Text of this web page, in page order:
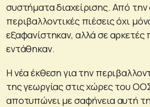
συστήματα διαχείρισης. Από την
περιβαλλοντικές πιέσεις όχι
εξαφανίστηκαν, αλλά σε αρκετές
εντάθηκαν.
Η νέα έκθεση για την
της γεωργίας στις χώρες του
αποτυπώνει με σαφήνεια αυτή